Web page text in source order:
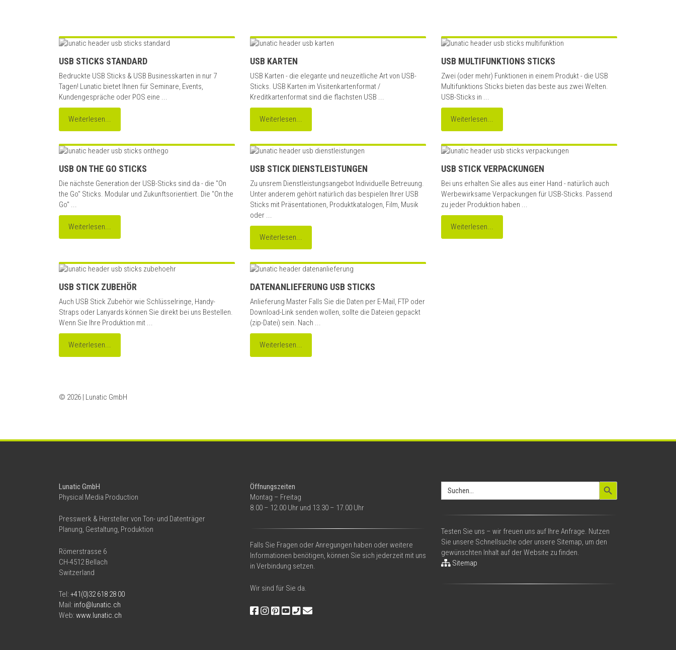
USB STICKS STANDARD
Bedruckte USB Sticks & USB Businesskarten in nur 7
Tagen! Lunatic bietet Ihnen für Seminare, Events,
Kundengespräche oder POS eine ...
Weiterlesen...
USB KARTEN
USB Karten - die elegante und neuzeitliche Art von USB-
Sticks. USB Karten im Visitenkartenformat /
Kreditkartenformat sind die flachsten USB ...
Weiterlesen...
USB MULTIFUNKTIONS STICKS
Zwei (oder mehr) Funktionen in einem Produkt - die USB
Multifunktions Sticks bieten das beste aus zwei Welten.
USB-Sticks in ...
Weiterlesen...
USB ON THE GO STICKS
Die nächste Generation der USB-Sticks sind da - die "On
the Go" Sticks. Modular und Zukunftsorientiert. Die "On the
Go" ...
Weiterlesen...
USB STICK DIENSTLEISTUNGEN
Zu unsrem Dienstleistungsangebot Individuelle Betreuung.
Unter anderem gehört natürlich das bespielen Ihrer USB
Sticks mit Präsentationen, Produktkatalogen, Film, Musik
oder ...
Weiterlesen...
USB STICK VERPACKUNGEN
Bei uns erhalten Sie alles aus einer Hand - natürlich auch
Werbewirksame Verpackungen für USB-Sticks. Passend
zu jeder Produktion haben ...
Weiterlesen...
USB STICK ZUBEHÖR
Auch USB Stick Zubehör wie Schlüsselringe, Handy-
Straps oder Lanyards können Sie direkt bei uns Bestellen.
Wenn Sie Ihre Produktion mit ...
Weiterlesen...
DATENANLIEFERUNG USB STICKS
Anlieferung Master Falls Sie die Daten per E-Mail, FTP oder
Download-Link senden wollen, sollte die Dateien gepackt
(zip-Datei) sein. Nach ...
Weiterlesen...
© 2026 | Lunatic GmbH
Lunatic GmbH
Physical Media Production
Presswerk & Hersteller von Ton- und Datenträger
Planung, Gestaltung, Produktion
Römerstrasse 6
CH-4512 Bellach
Switzerland
Tel: +41(0)32 618 28 00
Mail: info@lunatic.ch
Web: www.lunatic.ch
Öffnungszeiten
Montag – Freitag
8.00 – 12.00 Uhr und 13.30 – 17.00 Uhr
Falls Sie Fragen oder Anregungen haben oder weitere
Informationen benötigen, können Sie sich jederzeit mit uns
in Verbindung setzen.
Wir sind für Sie da.
Search
for:
Search Button
Testen Sie uns – wir freuen uns auf Ihre Anfrage. Nutzen
Sie unsere Schnellsuche oder unsere Sitemap, um den
gewünschten Inhalt auf der Website zu finden.
Sitemap